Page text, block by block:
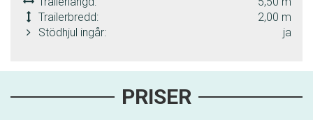
Trailerbredd:
2,00 m
Stödhjul ingår:
ja
PRISER